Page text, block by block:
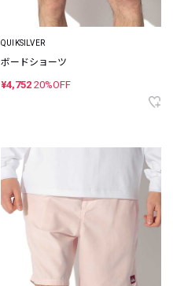
QUIKSILVER
ボードショーツ
¥4,752 20%OFF